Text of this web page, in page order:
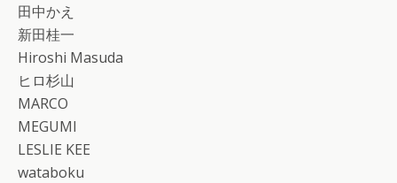
田中かえ
新田桂一
Hiroshi Masuda
ヒロ杉山
MARCO
MEGUMI
LESLIE KEE
wataboku